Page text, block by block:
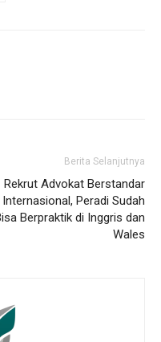
Berita Selanjutnya
Rekrut Advokat Berstandar
Internasional, Peradi Sudah
Berpraktik di Inggris dan
Wales